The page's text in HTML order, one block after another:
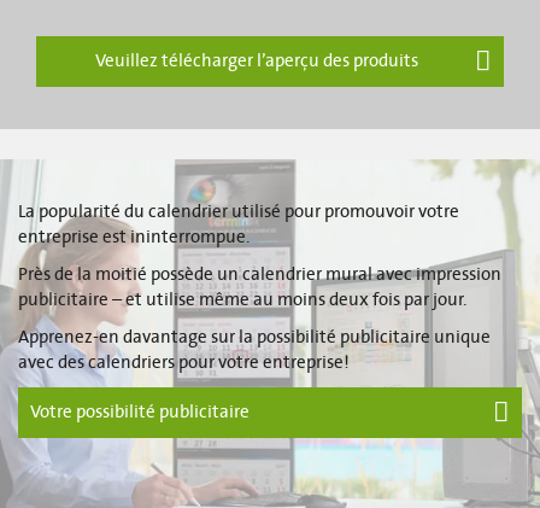
Veuillez télécharger l’aperçu des produits
La popularité du calendrier utilisé pour promouvoir votre
entreprise est ininterrompue.
Près de la moitié possède un calendrier mural avec impression
publicitaire – et utilise même au moins deux fois par jour.
Apprenez-en davantage sur la possibilité publicitaire unique
avec des calendriers pour votre entreprise!
Votre possibilité publicitaire